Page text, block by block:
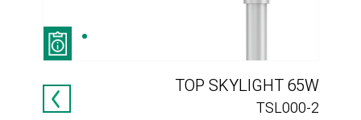
TOP SKYLIGHT 65W
TSL000-2